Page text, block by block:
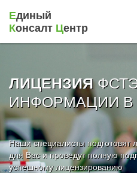
Единый
Консалт Центр
ЛИЦЕНЗИЯ
ИНФОРМАЦИИ В
Наши специалисты
для Вас и проведут полную
успешному лицензированию